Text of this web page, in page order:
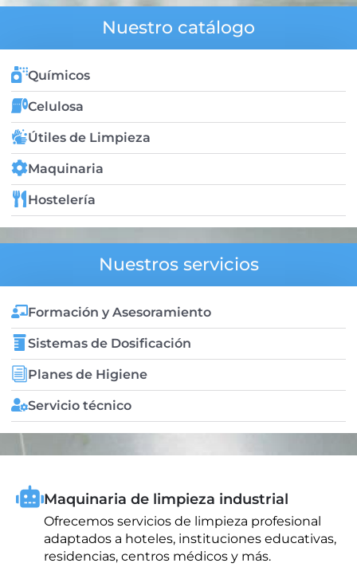
Nuestro catálogo
Químicos
Celulosa
Útiles de Limpieza
Maquinaria
Hostelería
Nuestros servicios
Formación y Asesoramiento
Sistemas de Dosificación
Planes de Higiene
Servicio técnico
Maquinaria de limpieza industrial
Ofrecemos servicios de limpieza profesional
adaptados a hoteles, instituciones educativas,
residencias, centros médicos y más.